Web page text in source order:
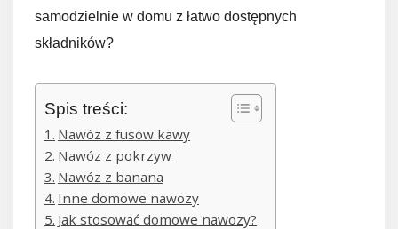
samodzielnie w domu z łatwo dostępnych
składników?
Spis treści:
Nawóz z fusów kawy
Nawóz z pokrzyw
Nawóz z banana
Inne domowe nawozy
Jak stosować domowe nawozy?